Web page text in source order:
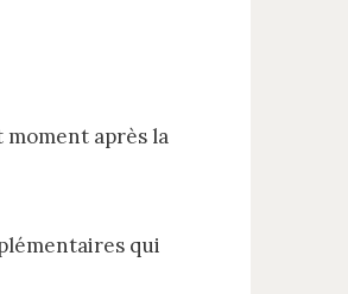
moment après la
qui